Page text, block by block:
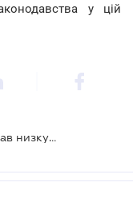
у цій
Парламентський агрокомітет підтримав низку законодавчих нововведень